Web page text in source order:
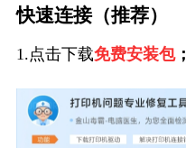
快速连接（推荐）
1.点击下载免费安装包；